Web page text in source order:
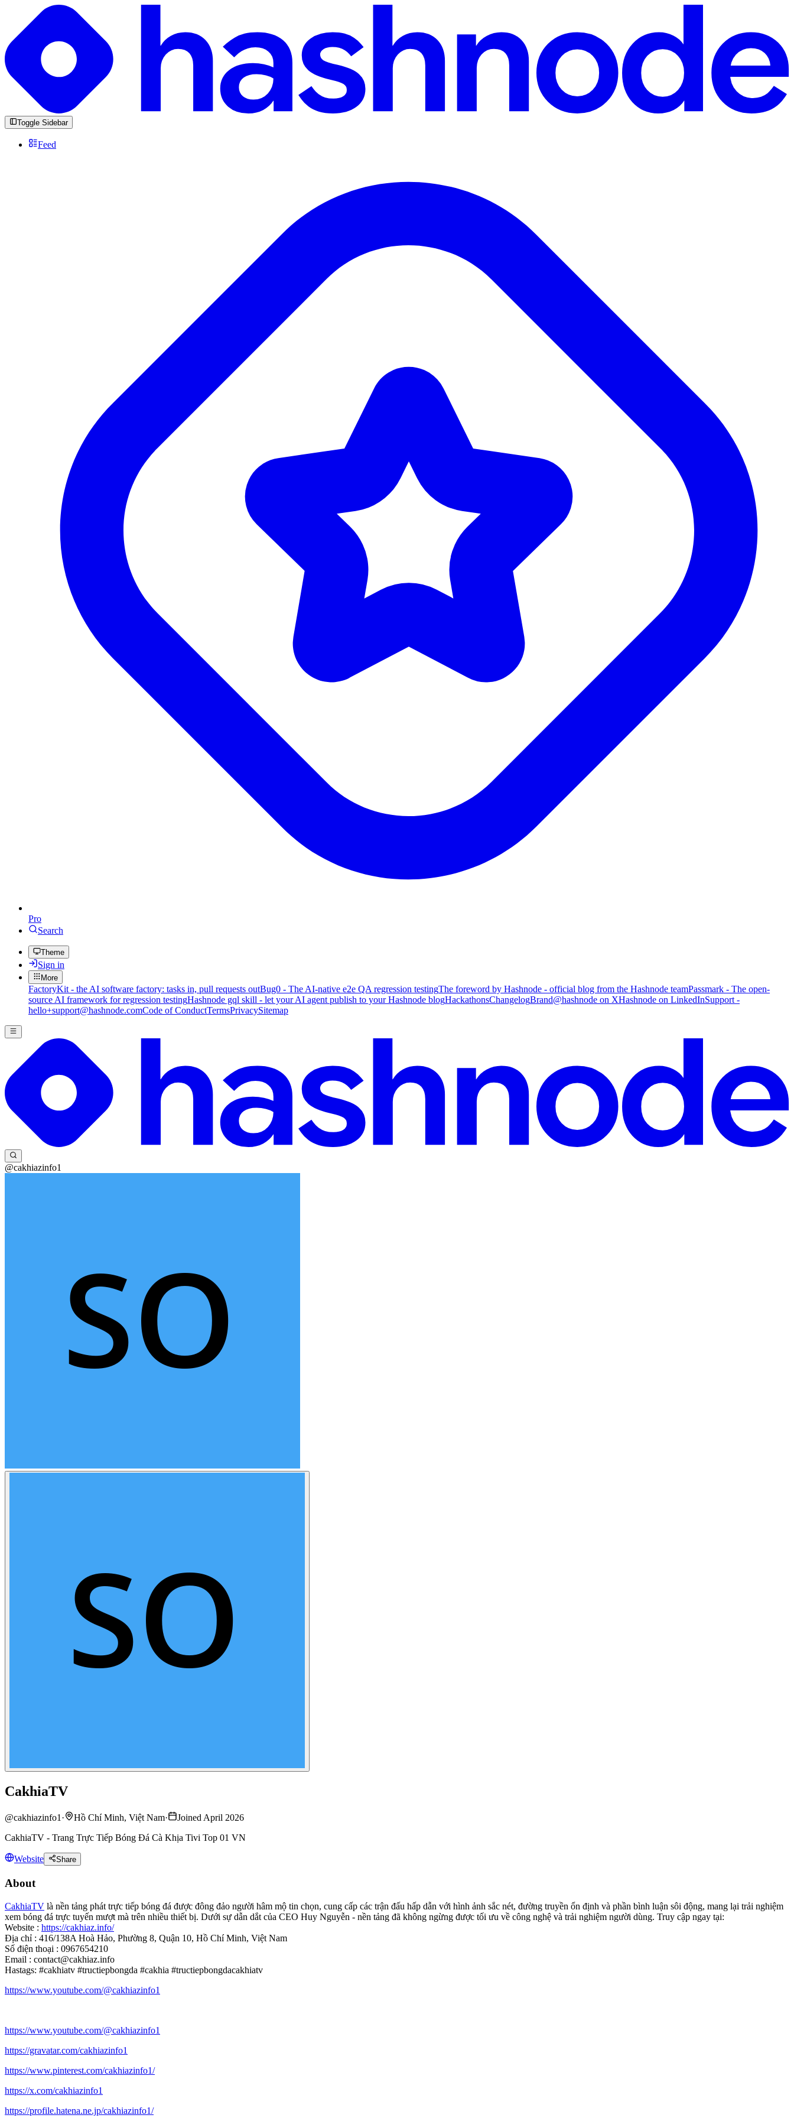
Toggle Sidebar
Feed
Pro
Search
Theme
Sign in
More
FactoryKit - the AI software factory: tasks in, pull requests outBug0 - The AI-native e2e QA regression testingThe foreword by Hashnode - official blog from the Hashnode teamPassmark - The open-
source AI framework for regression testingHashnode gql skill - let your AI agent publish to your Hashnode blogHackathonsChangelogBrand@hashnode on XHashnode on LinkedInSupport -
hello+support@hashnode.comCode of ConductTermsPrivacySitemap
@cakhiazinfo1
CakhiaTV
@cakhiazinfo1 · Hồ Chí Minh, Việt Nam·
Joined April 2026
CakhiaTV - Trang Trực Tiếp Bóng Đá Cà Khịa Tivi Top 01 VN
Website Share
About
CakhiaTV là nền tảng phát trực tiếp bóng đá được đông đảo người hâm mộ tin chọn, cung cấp các trận đấu hấp dẫn với hình ảnh sắc nét, đường truyền ổn định và phần bình luận sôi động, mang lại trải nghiệm
xem bóng đá trực tuyến mượt mà trên nhiều thiết bị. Dưới sự dẫn dắt của CEO Huy Nguyễn - nền tảng đã không ngừng được tối ưu về công nghệ và trải nghiệm người dùng. Truy cập ngay tại:
Website : https://cakhiaz.info/
Địa chỉ : 416/138A Hoà Hảo, Phường 8, Quận 10, Hồ Chí Minh, Việt Nam
Số điện thoại : 0967654210
Email : contact@cakhiaz.info
Hastags: #cakhiatv #tructiepbongda #cakhia #tructiepbongdacakhiatv
https://www.youtube.com/@cakhiazinfo1
https://www.youtube.com/@cakhiazinfo1
https://gravatar.com/cakhiazinfo1
https://www.pinterest.com/cakhiazinfo1/
https://x.com/cakhiazinfo1
https://profile.hatena.ne.jp/cakhiazinfo1/